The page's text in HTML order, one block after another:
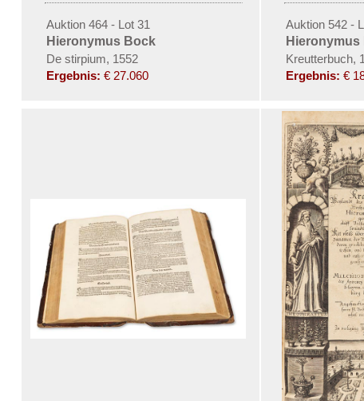
Auktion 464 - Lot 31
Hieronymus Bock
De stirpium, 1552
Ergebnis: € 27.060
Auktion 542 -
Hieronymus
Kreutterbuch,
Ergebnis: €